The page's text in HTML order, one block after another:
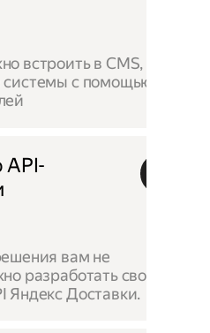
встроить в CMS,
системы с помощью
вам не
разработать своё —
Яндекс Доставки.